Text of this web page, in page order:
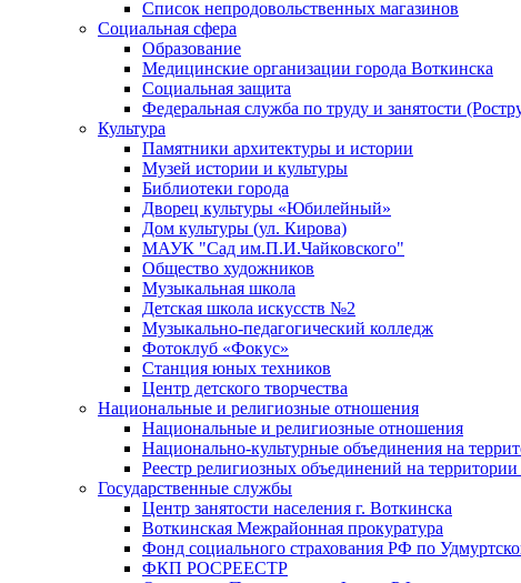
Список непродовольственных магазинов
Социальная сфера
Образование
Медицинские организации города Воткинска
Социальная защита
Федеральная служба по труду и занятости
Культура
Памятники архитектуры и истории
Музей истории и культуры
Библиотеки города
Дворец культуры «Юбилейный»
Дом культуры (ул. Кирова)
МАУК "Сад им.П.И.Чайковского"
Общество художников
Музыкальная школа
Детская школа искусств №2
Музыкально-педагогический колледж
Фотоклуб «Фокус»
Станция юных техников
Центр детского творчества
Национальные и религиозные отношения
Национальные и религиозные отношения
Национально-культурные объединения на
Реестр религиозных объединений на
Государственные службы
Центр занятости населения г. Воткинска
Воткинская Межрайонная прокуратура
Фонд социального страхования РФ по
ФКП РОСРЕЕСТР